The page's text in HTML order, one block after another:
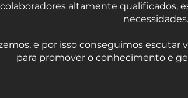
altamente qualificados,
necessidades.
e por isso conseguimos
para promover o conhecimento e